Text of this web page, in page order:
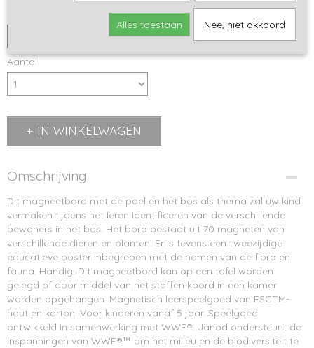
Aantal
IN WINKELWAGEN
Omschrijving
Dit magneetbord met de poel en het bos als thema zal uw kind
vermaken tijdens het leren identificeren van de verschillende
bewoners in het bos. Het bord bestaat uit 70 magneten van
verschillende dieren en planten. Er is tevens een tweezijdige
educatieve poster inbegrepen met de namen van de flora en
fauna. Handig! Dit magneetbord kan op een tafel worden
gelegd of door middel van het stoffen koord in een kamer
worden opgehangen. Magnetisch leerspeelgoed van FSCTM-
hout en karton. Voor kinderen vanaf 5 jaar. Speelgoed
ontwikkeld in samenwerking met WWF®. Janod ondersteunt de
inspanningen van WWF®™ om het milieu en de biodiversiteit te
Alles toestaan Nee, niet akkoord